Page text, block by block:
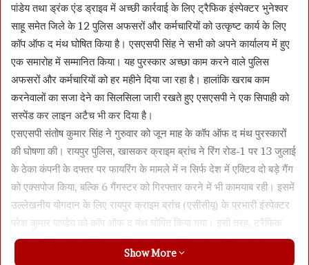
पांडेय तथा ड्रंक एंड ड्राइव में अच्छी कार्रवाई के लिए ट्रैफिक इंस्पेक्टर भुनेश्वर
साहू समेत जिले के 12 पुलिस अफसरों और कर्मचारियों को उत्कृष्ट कार्य के लिए
कॉप ऑफ द मंथ घोषित किया है। एसएसपी सिंह ने सभी को अपने कार्यालय में हुए
एक समारोह में सम्मानित किया। यह पुरस्कार अच्छा काम करने वाले पुलिस
अफसरों और कर्मचारियों को हर महीने दिया जा रहा है। हालांकि खराब काम
करनेवालों का सजा देने का सिलसिला जारी रखते हुए एसएसपी ने एक सिपाही को
सस्पेंड कर लाइन अटैच भी कर दिया है।
एसएसपी संतोष कुमार सिंह ने गुरुवार को जून माह के कॉप ऑफ द मंथ पुरस्कारों
की घोषणा की। रायपुर पुलिस, खासकर क्राइम ब्रांच ने रिंग रोड-1 पर 13 जुलाई
के ठेका कंपनी के दफ्तर पर फायरिंग के मामले में न सिर्फ देश में एक्टिव दो बड़े गैंग
को एक्सपोज किया, बल्कि 6 गैंगस्टर को गिरफ्तार करने में भी कामयाब रही। इसमें
उल्लेखनीय योगदान के लिए रायपुर क्राइम ब्रांच (एसीसीयू) के प्रभारी इंस्पेक्टर
परेश कुमार पाण्डेय को कॉप ऑफ द मंथ घोषित किया गया। इसी तरह, ट्रैफिक
इंस्पेक्टर भुनेश्वर साहू को शराब सेवन कर ड्राइविंग करनेवालों (ड्र्ंक एंड ड्राइव)
पर प्रभावी कार्रवाई के लिए सम्मानित किया गया है। चुने गए अफसर-कर्मियों को
Show More